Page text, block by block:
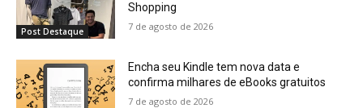
Post Destaque
Shopping
7 de agosto de 2026
Encha seu Kindle tem nova data e
confirma milhares de eBooks gratuitos
7 de agosto de 2026